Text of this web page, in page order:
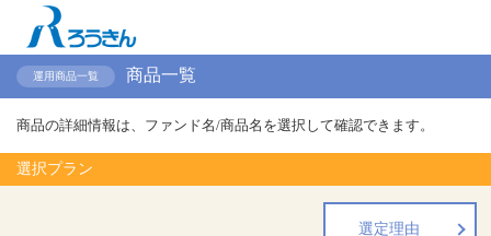
運用商品一覧 商品一覧
商品の詳細情報は、ファンド名/商品名を選択して確認できます。
選択プラン
選定理由